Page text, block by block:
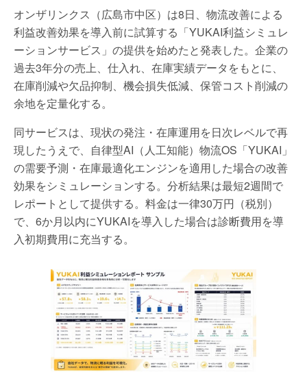
オンザリンクス（広島市中区）は8日、物流改善による
利益改善効果を導入前に試算する「YUKAI利益シミュレ
ーションサービス」の提供を始めたと発表した。企業の
過去3年分の売上、仕入れ、在庫実績データをもとに、
在庫削減や欠品抑制、機会損失低減、保管コスト削減の
余地を定量化する。
同サービスは、現状の発注・在庫運用を日次レベルで再
現したうえで、自律型AI（人工知能）物流OS「YUKAI」
の需要予測・在庫最適化エンジンを適用した場合の改善
効果をシミュレーションする。分析結果は最短2週間で
レポートとして提供する。料金は一律30万円（税別）
で、6か月以内にYUKAIを導入した場合は診断費用を導
入初期費用に充当する。